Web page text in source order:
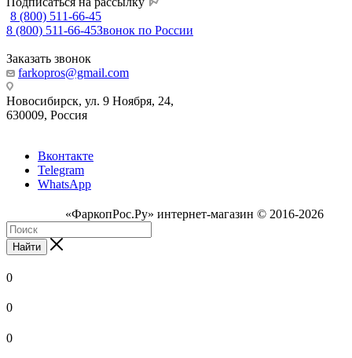
8 (800) 511-66-45
8 (800) 511-66-45Звонок по России
Заказать звонок
farkopros@gmail.com
Новосибирск, ул. 9 Ноября, 24,
630009, Россия
Вконтакте
Telegram
WhatsApp
«ФаркопРос.Ру» интернет-магазин © 2016-2026
Найти
0
0
0